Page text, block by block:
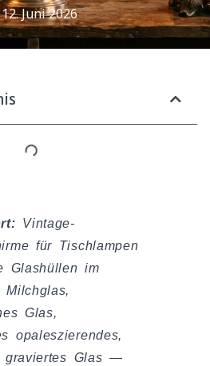
12. Juni 2026
Vintage-
für Tischlampen
Glashüllen im
Glas,
opaleszierendes,
graviertes Glas —